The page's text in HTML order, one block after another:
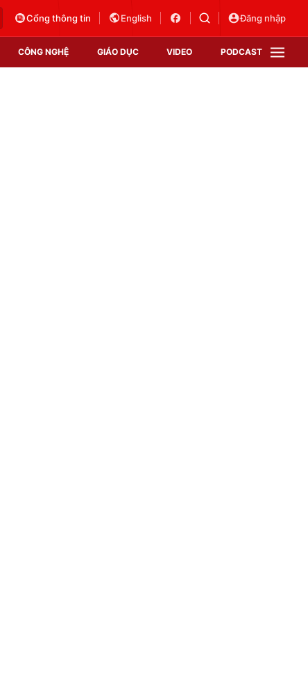
Cổng thông tin English Đăng nhập
CÔNG NGHỆ GIÁO DỤC VIDEO PODCAST